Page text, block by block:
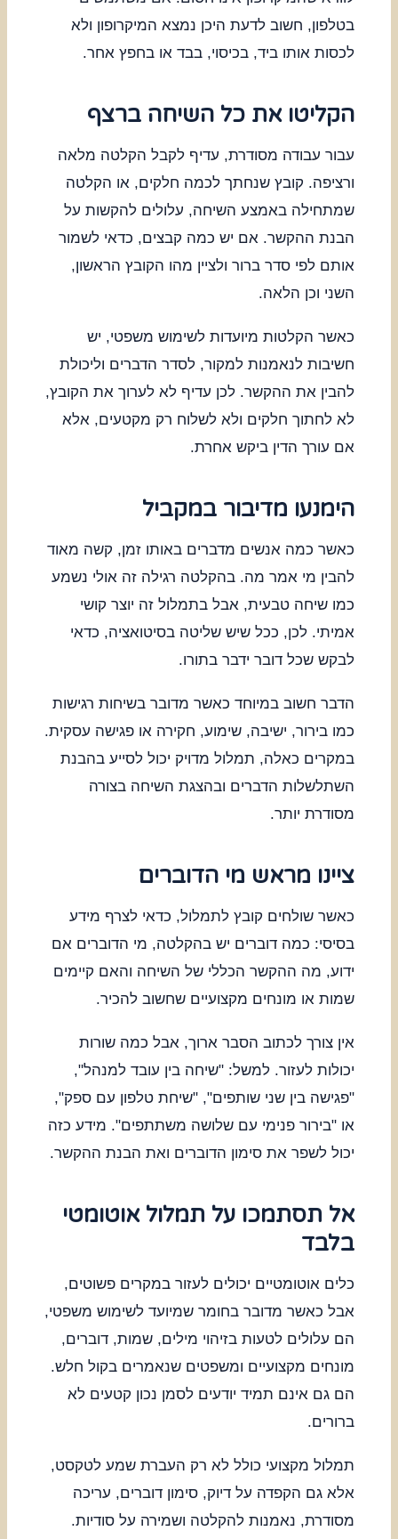
בטלפון, חשוב לדעת היכן נמצא המיקרופון ולא
לכסות אותו ביד, בכיסוי, בבד או בחפץ אחר.
הקליטו את כל השיחה ברצף
עבור עבודה מסודרת, עדיף לקבל הקלטה מלאה
ורציפה. קובץ שנחתך לכמה חלקים, או הקלטה
שמתחילה באמצע השיחה, עלולים להקשות על
הבנת ההקשר. אם יש כמה קבצים, כדאי לשמור
אותם לפי סדר ברור ולציין מהו הקובץ הראשון,
השני וכן הלאה.
כאשר הקלטות מיועדות לשימוש משפטי, יש
חשיבות לנאמנות למקור, לסדר הדברים וליכולת
להבין את ההקשר. לכן עדיף לא לערוך את הקובץ,
לא לחתוך חלקים ולא לשלוח רק מקטעים, אלא
אם עורך הדין ביקש אחרת.
הימנעו מדיבור במקביל
כאשר כמה אנשים מדברים באותו זמן, קשה מאוד
להבין מי אמר מה. בהקלטה רגילה זה אולי נשמע
כמו שיחה טבעית, אבל בתמלול זה יוצר קושי
אמיתי. לכן, ככל שיש שליטה בסיטואציה, כדאי
לבקש שכל דובר ידבר בתורו.
הדבר חשוב במיוחד כאשר מדובר בשיחות רגישות
כמו בירור, ישיבה, שימוע, חקירה או פגישה עסקית.
במקרים כאלה, תמלול מדויק יכול לסייע בהבנת
השתלשלות הדברים ובהצגת השיחה בצורה
מסודרת יותר.
ציינו מראש מי הדוברים
כאשר שולחים קובץ לתמלול, כדאי לצרף מידע
בסיסי: כמה דוברים יש בהקלטה, מי הדוברים אם
ידוע, מה ההקשר הכללי של השיחה והאם קיימים
שמות או מונחים מקצועיים שחשוב להכיר.
אין צורך לכתוב הסבר ארוך, אבל כמה שורות
יכולות לעזור. למשל: "שיחה בין עובד למנהל",
"פגישה בין שני שותפים", "שיחת טלפון עם ספק",
או "בירור פנימי עם שלושה משתתפים". מידע כזה
יכול לשפר את סימון הדוברים ואת הבנת ההקשר.
אל תסתמכו על תמלול אוטומטי
בלבד
כלים אוטומטיים יכולים לעזור במקרים פשוטים,
אבל כאשר מדובר בחומר שמיועד לשימוש משפטי,
הם עלולים לטעות בזיהוי מילים, שמות, דוברים,
מונחים מקצועיים ומשפטים שנאמרים בקול חלש.
הם גם אינם תמיד יודעים לסמן נכון קטעים לא
ברורים.
תמלול מקצועי כולל לא רק העברת שמע לטקסט,
אלא גם הקפדה על דיוק, סימון דוברים, עריכה
מסודרת, נאמנות להקלטה ושמירה על סודיות.